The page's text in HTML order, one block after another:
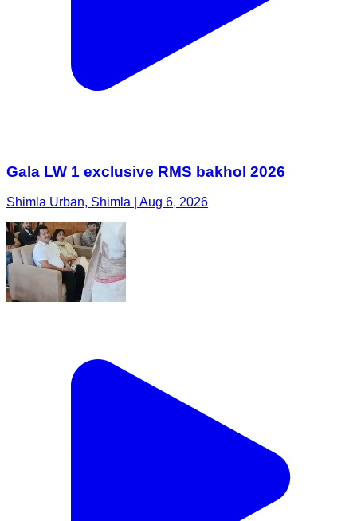
Gala LW 1 exclusive RMS bakhol 2026
Shimla Urban, Shimla | Aug 6, 2026